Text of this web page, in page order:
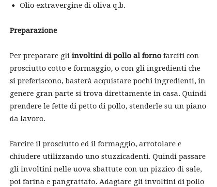
Olio extravergine di oliva q.b.
Preparazione
Per preparare gli involtini di pollo al forno farciti con
prosciutto cotto e formaggio, o con gli ingredienti che
si preferiscono, basterà acquistare pochi ingredienti, in
genere gran parte si trova direttamente in casa. Quindi
prendere le fette di petto di pollo, stenderle su un piano
da lavoro.
Farcire il prosciutto ed il formaggio, arrotolare e
chiudere utilizzando uno stuzzicadenti. Quindi passare
gli involtini nelle uova sbattute con un pizzico di sale,
poi farina e pangrattato. Adagiare gli involtini di pollo